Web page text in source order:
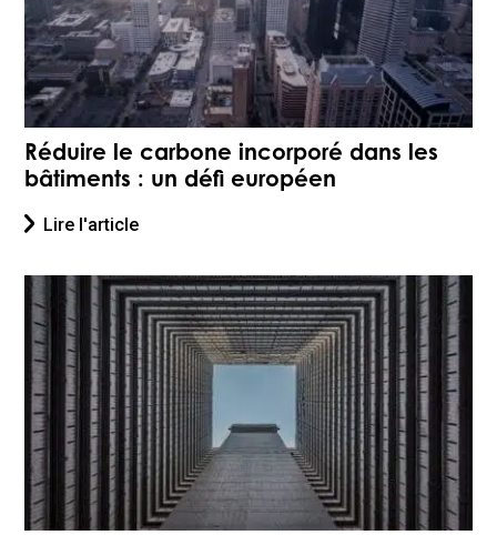
Réduire le carbone incorporé dans les
bâtiments : un défi européen
Lire l'article